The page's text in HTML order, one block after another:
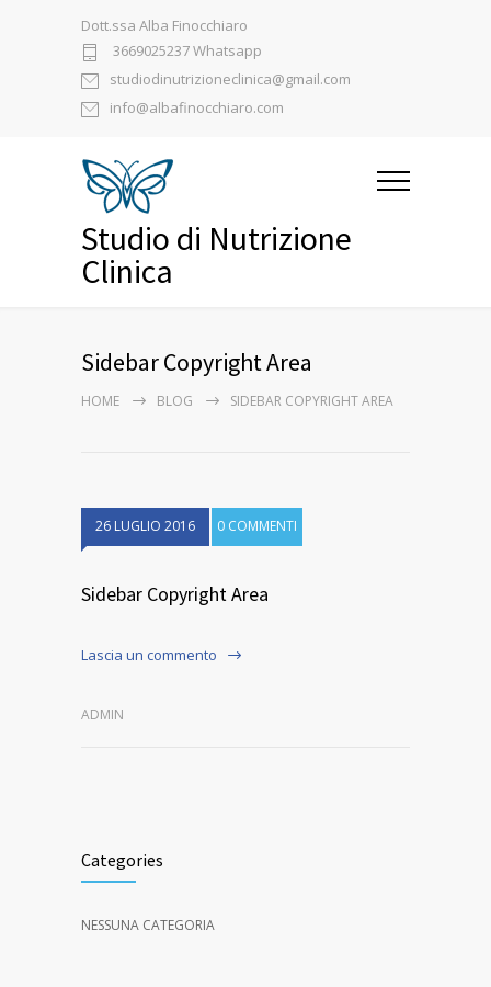
Dott.ssa Alba Finocchiaro
3669025237 Whatsapp
studiodinutrizioneclinica@gmail.com
info@albafinocchiaro.com
Studio di Nutrizione
Clinica
Sidebar Copyright Area
HOME BLOG SIDEBAR COPYRIGHT AREA
26 LUGLIO 2016 0 COMMENTI
Sidebar Copyright Area
Lascia un commento
ADMIN
Categories
NESSUNA CATEGORIA